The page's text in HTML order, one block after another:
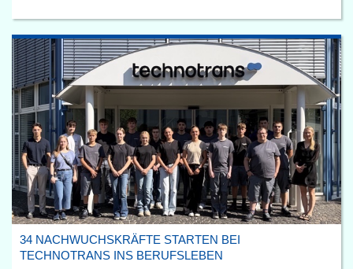
34 NACHWUCHSKRÄFTE STARTEN BEI
TECHNOTRANS INS BERUFSLEBEN